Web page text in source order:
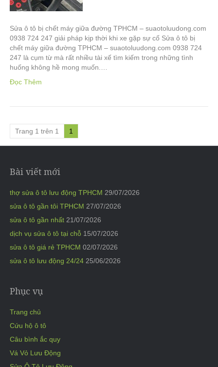
Sửa ô tô bị chết máy giữa đường TPHCM – suaotoluudong.com
0938 724 247 giải pháp kịp thời khi xe gặp sự cố Sửa ô tô bị
chết máy giữa đường TPHCM – suaotoluudong.com 0938 724
247 là cụm từ mà rất nhiều tài xế tìm kiếm trong những tình
huống không hề mong muốn.…
Đọc Thêm
Trang 1 trên 1 1
Bài viết mới
thợ sửa ô tô lưu động TPHCM 29/07/2026
sửa ô tô gần tôi TPHCM 27/07/2026
sửa ô tô gần nhất 21/07/2026
dịch vụ sửa ô tô tại chỗ 15/07/2026
sửa ô tô giá rẻ TPHCM 02/07/2026
sửa ô tô lưu động 24/24 25/06/2026
Phục vụ
Trang chủ
Cứu hộ ô tô
Câu bình ắc quy
Vá Vỏ Lưu Động